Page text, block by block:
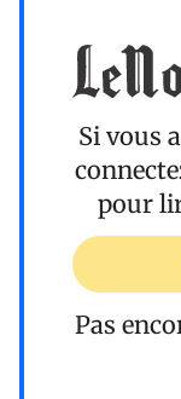
Si vous
pour
Pas